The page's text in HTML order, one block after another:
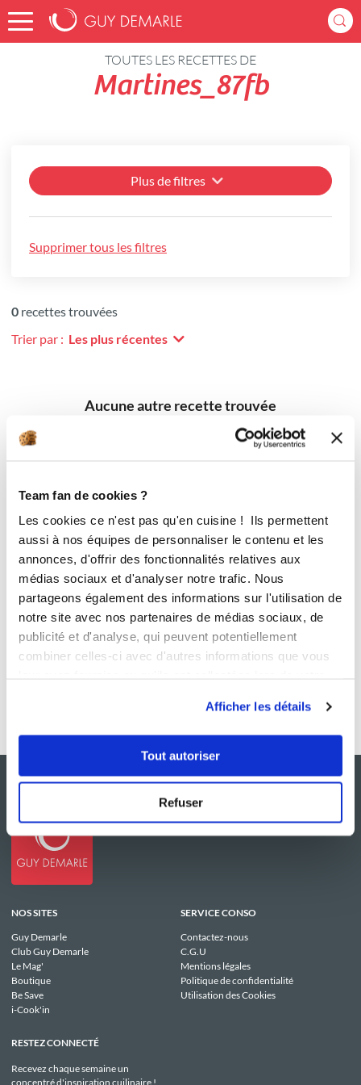
Team fan de cookies ?
Les cookies ce n'est pas qu'en cuisine ! Ils permettent
aussi à nos équipes de personnaliser le contenu et les
annonces, d'offrir des fonctionnalités relatives aux
médias sociaux et d'analyser notre trafic. Nous
partageons également des informations sur l'utilisation de
notre site avec nos partenaires de médias sociaux, de
publicité et d'analyse, qui peuvent potentiellement
combiner celles-ci avec d'autres informations que vous
Afficher les détails
Tout autoriser
Refuser
Accueil Recettes
TOUTES LES RECETTES DE
Martines_87fb
Plus de filtres
Supprimer tous les filtres
0 recettes trouvées
Trier par : Les plus récentes
Aucune autre recette trouvée
NOS SITES
Guy Demarle
Club Guy Demarle
Le Mag'
Boutique
Be Save
i-Cook'in
SERVICE CONSO
Contactez-nous
C.G.U
Mentions légales
Politique de confidentialité
Utilisation des Cookies
RESTEZ CONNECTÉ
Recevez chaque semaine un
concentré d'inspiration cuilinaire !